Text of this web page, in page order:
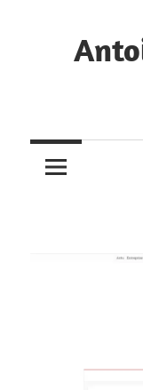
content